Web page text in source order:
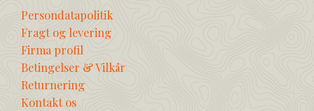
Persondatapolitik
Fragt og levering
Firma profil
Betingelser & Vilkår
Returnering
Kontakt os